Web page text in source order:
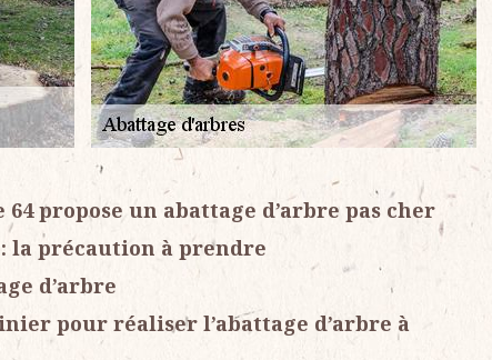
propose un abattage d’arbre pas cher
la précaution à prendre
d’arbre
pour réaliser l’abattage d’arbre à